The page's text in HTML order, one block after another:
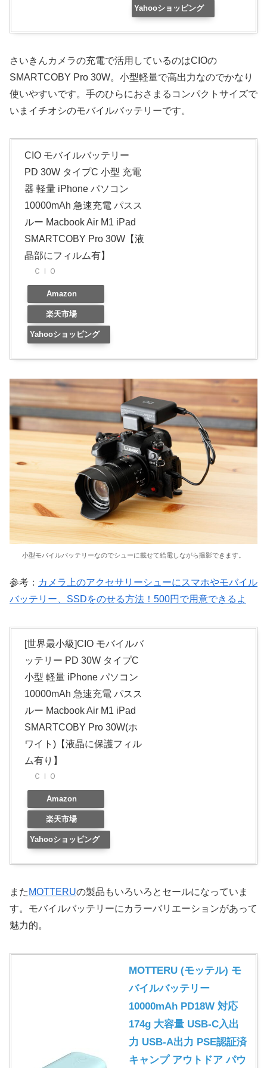
Yahooショッピング
さいきんカメラの充電で活用しているのはCIOの
SMARTCOBY Pro 30W。小型軽量で高出力なのでかなり
使いやすいです。手のひらにおさまるコンパクトサイズで
いまイチオシのモバイルバッテリーです。
CIO モバイルバッテリー
PD 30W タイプC 小型 充電
器 軽量 iPhone パソコン
10000mAh 急速充電 パスス
ルー Macbook Air M1 iPad
SMARTCOBY Pro 30W【液
晶部にフィルム有】
ＣＩＯ
Amazon
楽天市場
Yahooショッピング
小型モバイルバッテリーなのでシューに載せて給電しながら撮影できます。
参考： カメラ上のアクセサリーシューにスマホやモバイル
バッテリー、SSDをのせる方法！500円で用意できるよ
[世界最小級]CIO モバイルバ
ッテリー PD 30W タイプC
小型 軽量 iPhone パソコン
10000mAh 急速充電 パスス
ルー Macbook Air M1 iPad
SMARTCOBY Pro 30W(ホ
ワイト)【液晶に保護フィル
ム有り】
ＣＩＯ
Amazon
楽天市場
Yahooショッピング
また MOTTERUの製品もいろいろとセールになっていま
す。モバイルバッテリーにカラーバリエーションがあって
魅力的。
MOTTERU (モッテル) モ
バイルバッテリー
10000mAh PD18W 対応
174g 大容量 USB-C入出
力 USB-A出力 PSE認証済
キャンプ アウトドア パウ